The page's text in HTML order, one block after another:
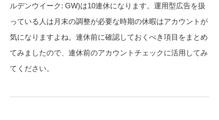
ルデンウイーク: GW)は10連休になります。運用型広告を扱
っている人は月末の調整が必要な時期の休暇はアカウントが
気になりますよね。連休前に確認しておくべき項目をまとめ
てみましたので、連休前のアカウントチェックに活用してみ
てください。